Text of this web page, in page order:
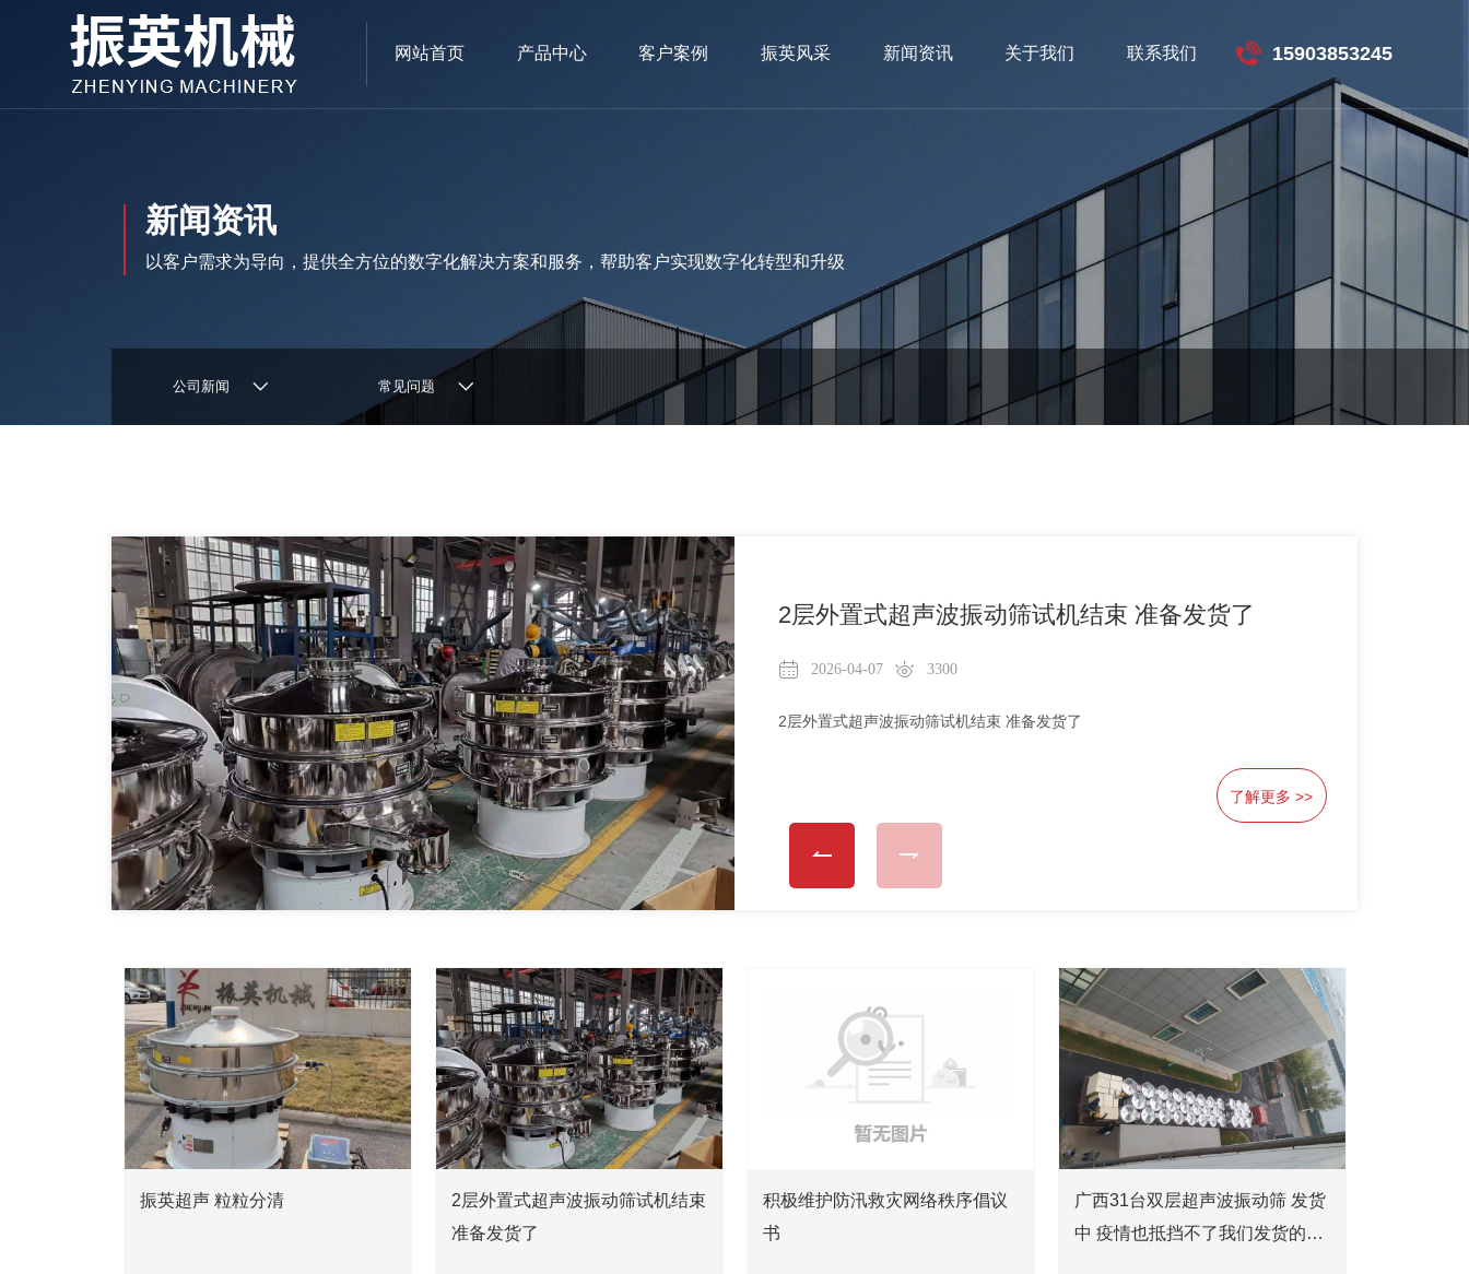
网站首页 产品中心 客户案例 振英风采 新闻资讯 关于我们 联系我们 15903853245
新闻资讯
以客户需求为导向，提供全方位的数字化解决方案和服务，帮助客户实现数字化转型和升级
公司新闻 常见问题
振英超声 粒粒分清
2026-04-07 6993
2层外置式超声波振
振英超声 粒粒分清
2层外置式超声波振动筛试机结束
准备发货了
积极维护防汛救灾网络秩序倡议
书
广西31台双层超声波振动筛 发货
中 疫情也抵挡不了我们发货的进